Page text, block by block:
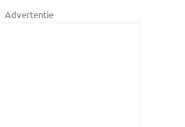
Advertentie